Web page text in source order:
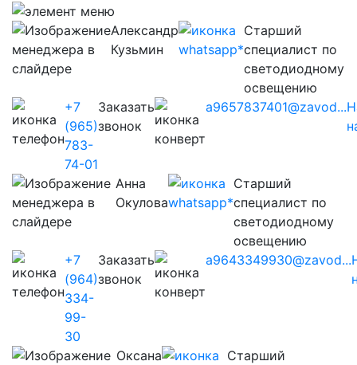
Александр
Кузьмин
Старший
специалист по
светодиодному
освещению
+7
(965)
783-
74-01
Заказать
звонок
a9657837401@zavod...
Анна
Окулова
Старший
специалист по
светодиодному
освещению
+7
(964)
334-
99-
30
Заказать
звонок
a9643349930@zavod...
Оксана
Старший